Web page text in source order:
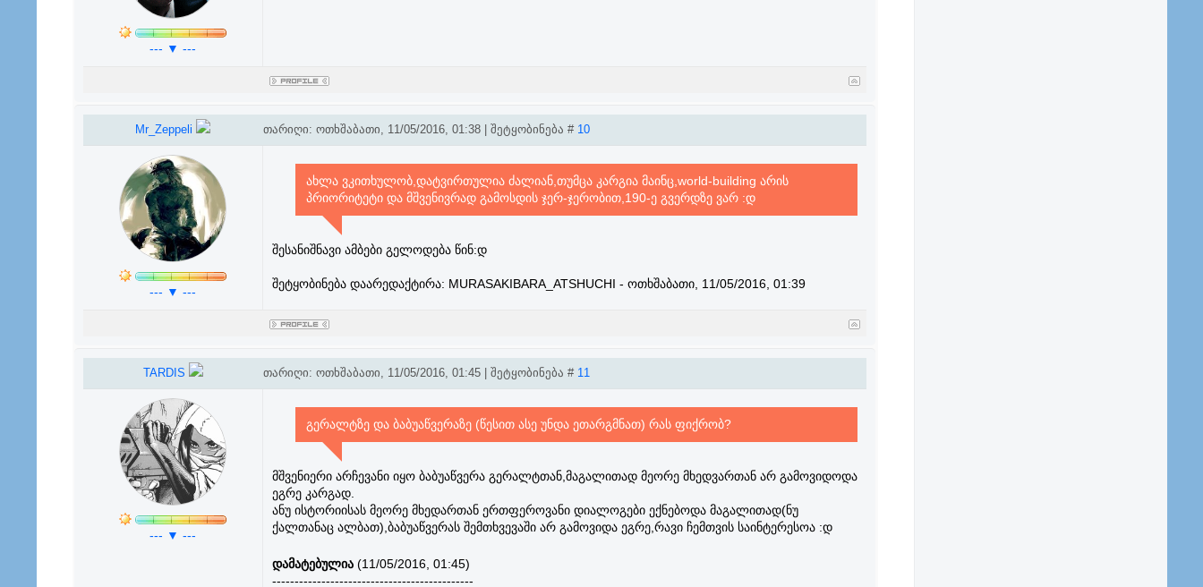
--- ▼ ---
Mr_Zeppeli თარიღი: ოთხშაბათი, 11/05/2016, 01:38 | შეტყობინება # 10
--- ▼ ---
ახლა ვკითხულობ,დატვირთულია ძალიან,თუმცა კარგია მაინც,world-building არის
პრიორიტეტი და მშვენივრად გამოსდის ჯერ-ჯერობით,190-ე გვერდზე ვარ :დ
შესანიშნავი ამბები გელოდება წინ:დ
შეტყობინება დაარედაქტირა: MURASAKIBARA_ATSHUCHI - ოთხშაბათი, 11/05/2016, 01:39
TARDIS თარიღი: ოთხშაბათი, 11/05/2016, 01:45 | შეტყობინება # 11
--- ▼ ---
გერალტზე და ბაბუაწვერაზე (წესით ასე უნდა ეთარგმნათ) რას ფიქრობ?
მშვენიერი არჩევანი იყო ბაბუაწვერა გერალტთან,მაგალითად მეორე მხედვართან არ გამოვიდოდა
ეგრე კარგად.
ანუ ისტორიისას მეორე მხედართან ერთფეროვანი დიალოგები ექნებოდა მაგალითად(ნუ
ქალთანაც ალბათ),ბაბუაწვერას შემთხვევაში არ გამოვიდა ეგრე,რავი ჩემთვის საინტერესოა :დ
დამატებულია(11/05/2016, 01:45)
---------------------------------------------